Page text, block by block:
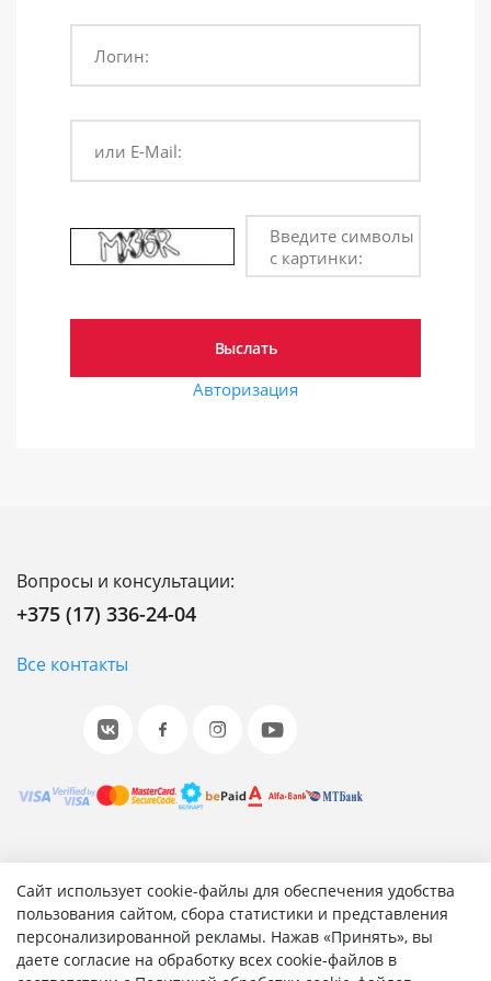
Сайт использует cookie-файлы для обеспечения удобства
пользования сайтом, сбора статистики и представления
персонализированной рекламы. Нажав «Принять», вы
даете согласие на обработку всех cookie-файлов в
Логин:
или E-Mail:
Введите символы
с картинки:
Авторизация
Вопросы и консультации:
+375 (17) 336-24-04
Все контакты
© 2001-2026 «Битрикс», «1С-Битрикс». Работает на 1С-
Битрикс: Управление сайтом.
Согласие на обработку персональных данных
Отзыв согласия на обработку персональных данных